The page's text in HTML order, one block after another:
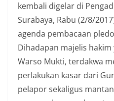
kembali digelar di
Surabaya, Rabu (2/8/
agenda pembacaan
Dihadapan majelis
Warso Mukti, terdakwa
perlakukan kasar dari
pelapor sekaligus